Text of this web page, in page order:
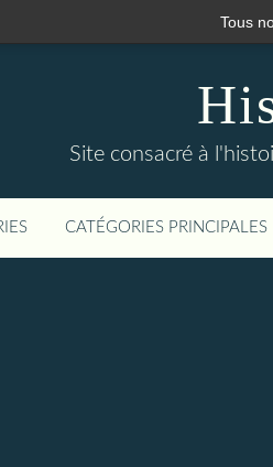
Tous
Site consacré à
CATÉGORIES PRINCIPALES